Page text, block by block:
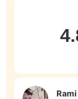
Rami